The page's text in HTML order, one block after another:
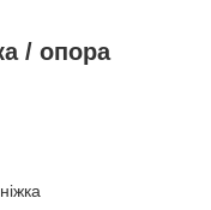
/ опора